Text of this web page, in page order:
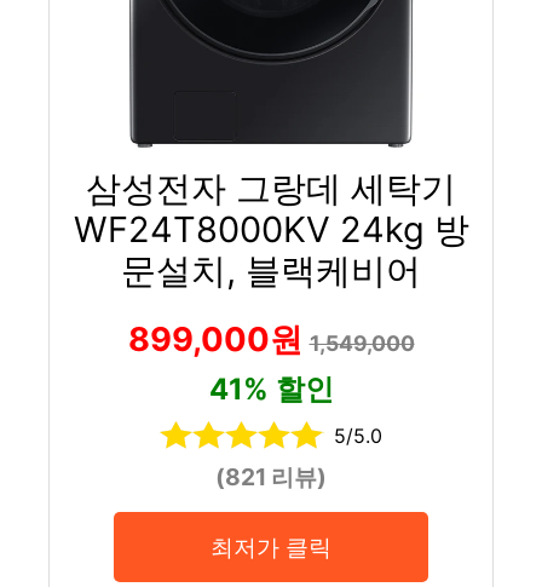
삼성전자 그랑데 세탁기
WF24T8000KV 24kg 방
문설치, 블랙케비어
899,000원1,549,000
41% 할인
5/5.0
(821 리뷰)
최저가 클릭